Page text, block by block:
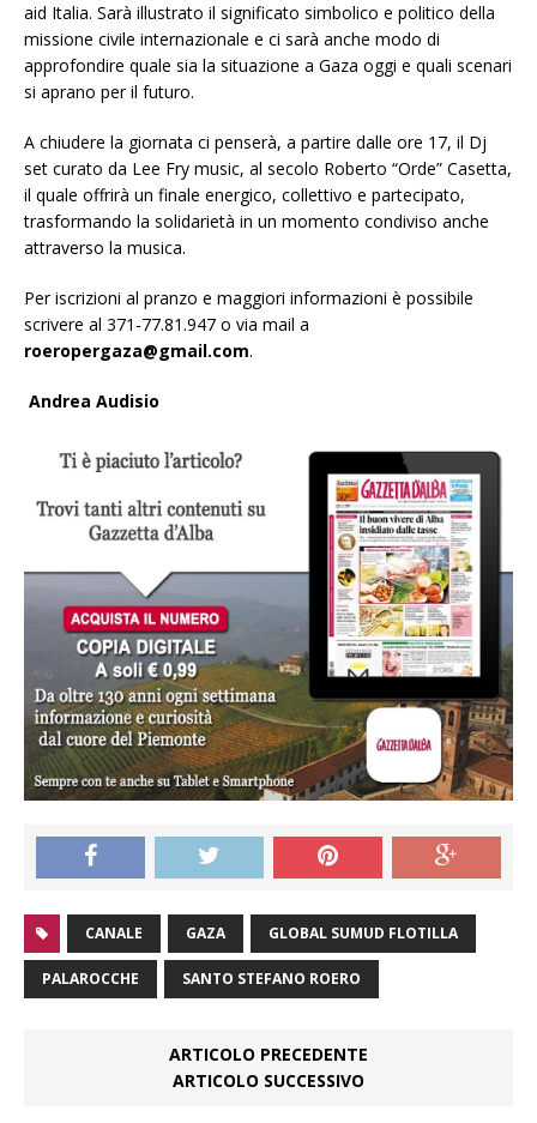
aid Italia. Sarà illustrato il significato simbolico e politico della
missione civile internazionale e ci sarà anche modo di
approfondire quale sia la situazione a Gaza oggi e quali scenari
si aprano per il futuro.
A chiudere la giornata ci penserà, a partire dalle ore 17, il Dj
set curato da Lee Fry music, al secolo Roberto “Orde” Casetta,
il quale offrirà un finale energico, collettivo e partecipato,
trasformando la solidarietà in un momento condiviso anche
attraverso la musica.
Per iscrizioni al pranzo e maggiori informazioni è possibile
scrivere al 371-77.81.947 o via mail a
roeropergaza@gmail.com.
Andrea Audisio
CANALE GAZA GLOBAL SUMUD FLOTILLA
PALAROCCHE SANTO STEFANO ROERO
ARTICOLO PRECEDENTE
ARTICOLO SUCCESSIVO